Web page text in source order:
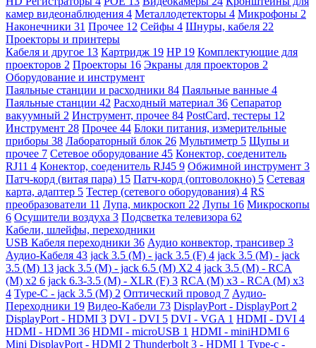
камер видеонаблюдения 4 Металлодетекторы 4 Микрофоны 2
Наконечники 31 Прочее 12 Сейфы 4 Шнуры, кабеля 22
Проекторы и принтеры
Кабеля и другое 13 Картридж 19 HP 19 Комплектующие для
проекторов 2 Проекторы 16 Экраны для проекторов 2
Оборудование и инструмент
Паяльные станции и расходники 84 Паяльные ванные 4
Паяльные станции 42 Расходный материал 36 Сепаратор
вакуумный 2 Инструмент, прочее 84 PostCard, тестеры 12
Инструмент 28 Прочее 44 Блоки питания, измерительные
приборы 38 Лабораторный блок 26 Мультиметр 5 Щупы и
прочее 7 Сетевое оборудование 45 Конектор, соеденитель
RJ11 4 Конектор, соеденитель RJ45 9 Обжимной инструмент 3
Патч-корд (витая пара) 15 Патч-корд (оптоволокно) 5 Сетевая
карта, адаптер 5 Тестер (сетевого оборудования) 4 RS
преобразователи 11 Лупа, микроскоп 22 Лупы 16 Микроскопы
6 Осушители воздуха 3 Подсветка телевизора 62
Кабели, шлейфы, переходники
USB Кабеля переходники 36 Аудио конвектор, трансивер 3
Аудио-Кабеля 43 jack 3.5 (M) - jack 3.5 (F) 4 jack 3.5 (M) - jack
3.5 (M) 13 jack 3.5 (M) - jack 6.5 (M) X2 4 jack 3.5 (M) - RCA
(M) x2 6 jack 6.3-3.5 (M) - XLR (F) 3 RCA (M) x3 - RCA (M) x3
4 Type-C - jack 3.5 (M) 2 Оптический провод 7 Аудио-
Переходники 19 Видео-Кабели 73 DisplayPort - DisplayPort 2
DisplayPort - HDMI 3 DVI - DVI 5 DVI - VGA 1 HDMI - DVI 4
HDMI - HDMI 36 HDMI - microUSB 1 HDMI - miniHDMI 6
Mini DisplayPort - HDMI 2 Thunderbolt 3 - HDMI 1 Type-c -